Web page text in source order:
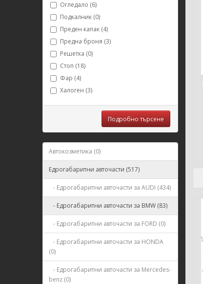
Огледало (6)
Подкалник (0)
Преден капак (4)
Предна броня (3)
Решетка (0)
Стоп (18)
Фар (4)
Халоген (3)
Подробно търсене
Автокозметика (0)
Едрогабаритни авточасти (517)
- Едрогабаритни авточасти за AUDI (434)
- Едрогабаритни авточасти за BMW (83)
- Едрогабаритни авточасти за FORD (0)
- Едрогабаритни авточасти за HONDA
(0)
- Едрогабаритни авточасти за Mercedes-
benz (0)